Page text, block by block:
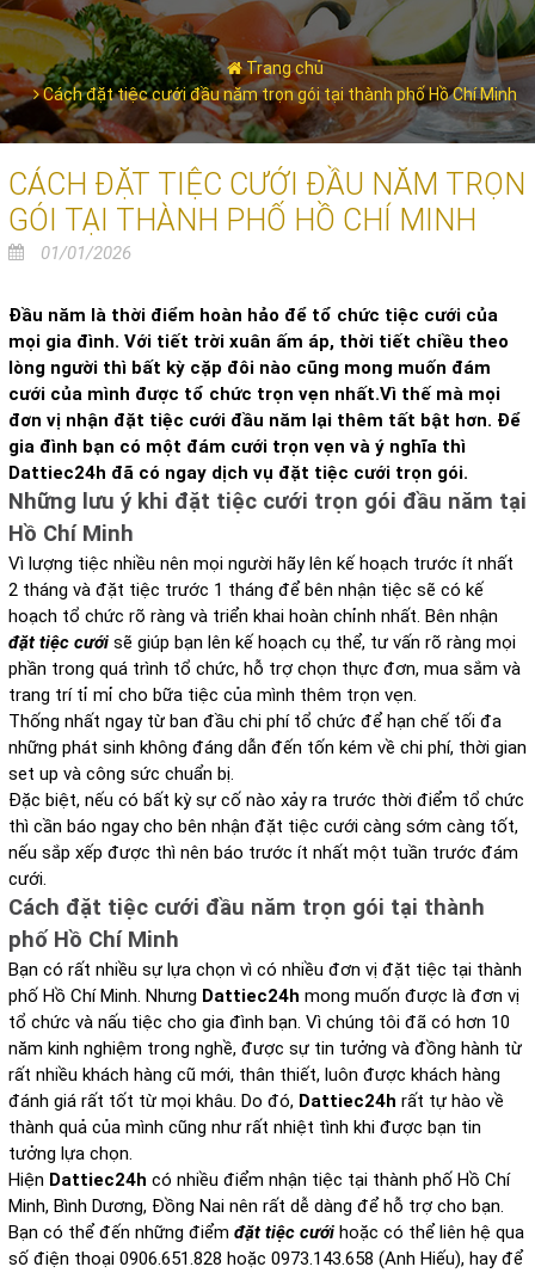
Trang chủ
Cách đặt tiệc cưới đầu năm trọn gói tại thành phố Hồ Chí Minh
CÁCH ĐẶT TIỆC CƯỚI ĐẦU NĂM TRỌN
GÓI TẠI THÀNH PHỐ HỒ CHÍ MINH
01/01/2026
Đầu năm là thời điểm hoàn hảo để tổ chức tiệc cưới của
mọi gia đình. Với tiết trời xuân ấm áp, thời tiết chiều theo
lòng người thì bất kỳ cặp đôi nào cũng mong muốn đám
cưới của mình được tổ chức trọn vẹn nhất.Vì thế mà mọi
đơn vị nhận đặt tiệc cưới đầu năm lại thêm tất bật hơn. Để
gia đình bạn có một đám cưới trọn vẹn và ý nghĩa thì
Dattiec24h đã có ngay dịch vụ đặt tiệc cưới trọn gói.
Những lưu ý khi đặt tiệc cưới trọn gói đầu năm tại
Hồ Chí Minh
Vì lượng tiệc nhiều nên mọi người hãy lên kế hoạch trước ít nhất
2 tháng và đặt tiệc trước 1 tháng để bên nhận tiệc sẽ có kế
hoạch tổ chức rõ ràng và triển khai hoàn chỉnh nhất. Bên nhận
đặt tiệc cưới sẽ giúp bạn lên kế hoạch cụ thể, tư vấn rõ ràng mọi
phần trong quá trình tổ chức, hỗ trợ chọn thực đơn, mua sắm và
trang trí tỉ mỉ cho bữa tiệc của mình thêm trọn vẹn.
Thống nhất ngay từ ban đầu chi phí tổ chức để hạn chế tối đa
những phát sinh không đáng dẫn đến tốn kém về chi phí, thời gian
set up và công sức chuẩn bị.
Đặc biệt, nếu có bất kỳ sự cố nào xảy ra trước thời điểm tổ chức
thì cần báo ngay cho bên nhận đặt tiệc cưới càng sớm càng tốt,
nếu sắp xếp được thì nên báo trước ít nhất một tuần trước đám
cưới.
Cách đặt tiệc cưới đầu năm trọn gói tại thành
phố Hồ Chí Minh
Bạn có rất nhiều sự lựa chọn vì có nhiều đơn vị đặt tiệc tại thành
phố Hồ Chí Minh. Nhưng Dattiec24h mong muốn được là đơn vị
tổ chức và nấu tiệc cho gia đình bạn. Vì chúng tôi đã có hơn 10
năm kinh nghiệm trong nghề, được sự tin tưởng và đồng hành từ
rất nhiều khách hàng cũ mới, thân thiết, luôn được khách hàng
đánh giá rất tốt từ mọi khâu. Do đó, Dattiec24h rất tự hào về
thành quả của mình cũng như rất nhiệt tình khi được bạn tin
tưởng lựa chọn.
Hiện Dattiec24h có nhiều điểm nhận tiệc tại thành phố Hồ Chí
Minh, Bình Dương, Đồng Nai nên rất dễ dàng để hỗ trợ cho bạn.
Bạn có thể đến những điểm đặt tiệc cưới hoặc có thể liên hệ qua
số điện thoại 0906.651.828 hoặc 0973.143.658 (Anh Hiếu), hay để